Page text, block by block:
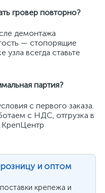
гровер повторно?
демонтажа
— стопорящие
узла всегда ставьте
партия?
с первого заказа.
с НДС, отгрузка в
КрепЦентр
и оптом
крепежа и